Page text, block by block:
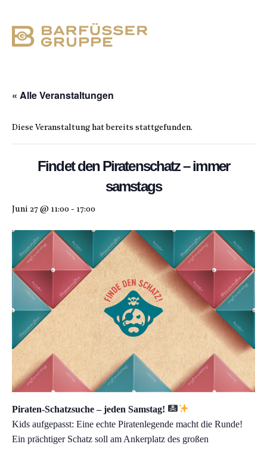
« Alle Veranstaltungen
Diese Veranstaltung hat bereits stattgefunden.
Findet den Piratenschatz – immer
samstags
Juni 27 @ 11:00 - 17:00
Piraten-Schatzsuche – jeden Samstag!
Kids aufgepasst: Eine echte Piratenlegende macht die Runde!
Ein prächtiger Schatz soll am Ankerplatz des großen